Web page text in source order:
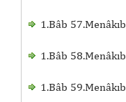
1.Bâb 57.Menâkıb
1.Bâb 58.Menâkıb
1.Bâb 59.Menâkıb